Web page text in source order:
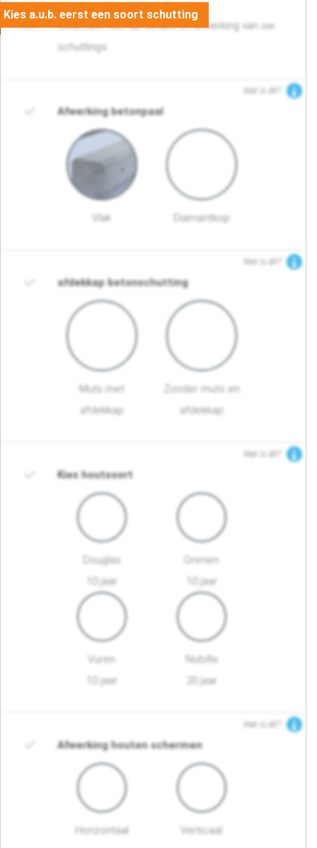
03. Detail en afwerking
Selecteer hier de details en afwerking van uw
schuttings.
Wat is dit?
Afwerking betonpaal
Vlak Diamantkop
Wat is dit?
afdekkap betonschutting
Muts met
afdekkap
Zonder muts en
afdekkap
Wat is dit?
Kies houtsoort
Douglas
10 jaar
Grenen
10 jaar
Vuren
10 jaar
Nobifix
20 jaar
Wat is dit?
Afwerking houten schermen
Horizontaal Verticaal